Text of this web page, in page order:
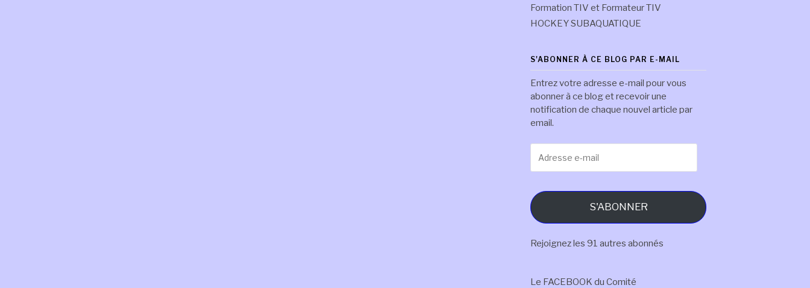
Formation TIV et Formateur TIV
HOCKEY SUBAQUATIQUE
S'ABONNER À CE BLOG PAR E-MAIL
Entrez votre adresse e-mail pour vous
abonner à ce blog et recevoir une
notification de chaque nouvel article par
email.
e-
S'ABONNER
Rejoignez les 91 autres abonnés
Le FACEBOOK du Comité